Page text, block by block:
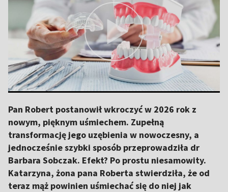
Pan Robert postanowił wkroczyć w 2026 rok z
nowym, pięknym uśmiechem. Zupełną
transformację jego uzębienia w nowoczesny, a
jednocześnie szybki sposób przeprowadziła dr
Barbara Sobczak. Efekt? Po prostu niesamowity.
Katarzyna, żona pana Roberta stwierdziła, że od
teraz mąż powinien uśmiechać się do niej jak